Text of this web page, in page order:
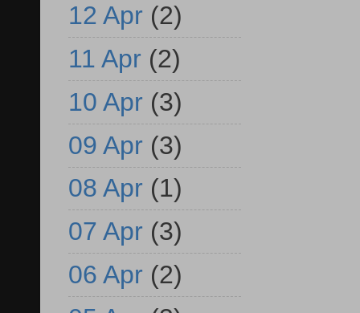
12 Apr (2)
11 Apr (2)
10 Apr (3)
09 Apr (3)
08 Apr (1)
07 Apr (3)
06 Apr (2)